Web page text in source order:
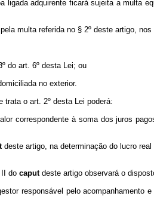
adquirente ficará sujeita a multa
multa referida no § 2º deste artigo,
do art. 6º desta Lei; ou
no exterior.
trata o art. 2º desta Lei poderá:
correspondente à soma dos juros
deste artigo, na determinação do lucro
II do caputdeste artigo observará o
responsável pelo